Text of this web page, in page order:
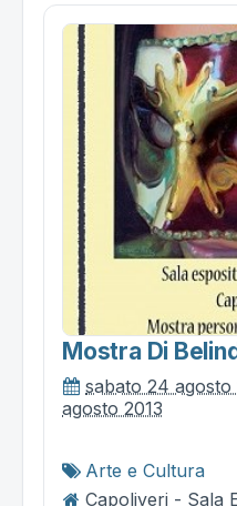
Mostra Di
sabato 24 agosto
agosto 2013
Arte e Cultura
Capoliveri - Sala